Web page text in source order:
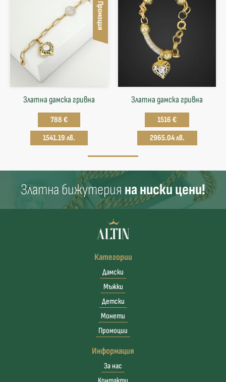
Промоция
Златна дамска гривна
788 €
1541.19 лв.
Златна дамска гривна
1516 €
2965.04 лв.
Златна бижутерия на ниски цени!
Категории
Дамски
Мъжки
Детски
Монети
Промоции
Информация
За нас